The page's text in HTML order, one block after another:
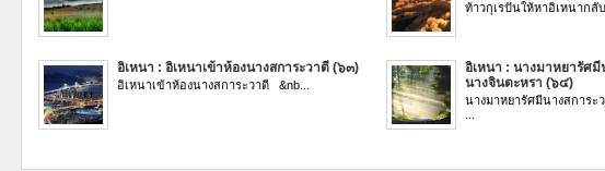
ท้าวกุเรปันให้หาอิเหนากลั
อิเหนา : อิเหนาเข้าห้องนางสการะวาตี (๖๓)
อิเหนาเข้าห้องนางสการะวาตี &nb...
อิเหนา : นางมาหยารัศมี
นางจินตะหรา (๖๔)
นางมาหยารัศมีนางสการะ